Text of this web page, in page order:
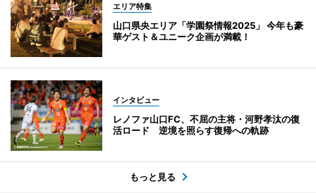
エリア特集
山口県央エリア「学園祭情報2025」 今年も豪
華ゲスト＆ユニーク企画が満載！
インタビュー
レノファ山口FC、不屈の主将・河野孝汰の復
活ロード 逆境を照らす復帰への軌跡
もっと見る